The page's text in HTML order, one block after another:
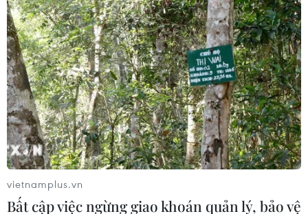
Việt Nam chủ trì cuộc họp giữa đại sứ các
nước thành viên EAS
14/02/2020 00:22
Đây là cuộc họp đầu tiên trong năm Chủ tịch ASEAN
2020 của Việt Nam với mục đích kiểm điểm các hoạt
động hợp tác trong khuôn khổ EAS.
vietnamplus.vn
Bất cập việc ngừng giao khoán quản lý, bảo vệ